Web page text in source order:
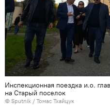
Инспекционная поездка и.о.
на Старый поселок
© Sputnik / Томас Тхайцук